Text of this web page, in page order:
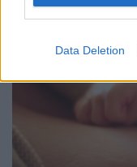
Data Deletion